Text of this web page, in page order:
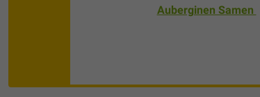
Auberginen Samen